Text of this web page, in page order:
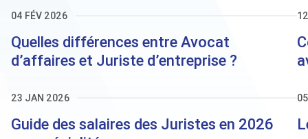
LIRE PLUS
04 FÉV 2026
Quelles différences entre Avocat
d’affaires et Juriste d’entreprise ?
23 JAN 2026
Guide des salaires des Juristes en 2026